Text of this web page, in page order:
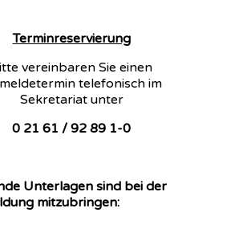
Terminreservierung
vereinbaren Sie einen
telefonisch im
Sekretariat unter
0 21 61 / 92 89 1-0
Unterlagen sind bei der
mitzubringen: